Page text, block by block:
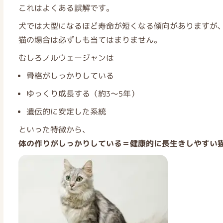
これはよくある誤解です。
犬では大型になるほど寿命が短くなる傾向がありますが、
猫の場合は必ずしも当てはまりません。
むしろノルウェージャンは
骨格がしっかりしている
ゆっくり成長する（約3〜5年）
遺伝的に安定した系統
といった特徴から、
体の作りがしっかりしている＝健康的に長生きしやすい